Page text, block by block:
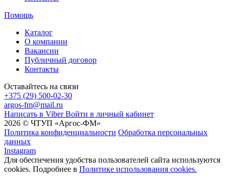
Помощь
Каталог
О компании
Вакансии
Публичный договор
Контакты
Оставайтесь на связи
+375 (29) 500-02-30
argos-fm@mail.ru
Написать в Viber Войти в личный кабинет
2026 © ЧТУП «Аргос-ФМ»
Политика конфиденциальности Обработка персональных
данных
Instagram
Для обеспечения удобства пользователей сайта используются
cookies. Подробнее в Политике использования cookies.